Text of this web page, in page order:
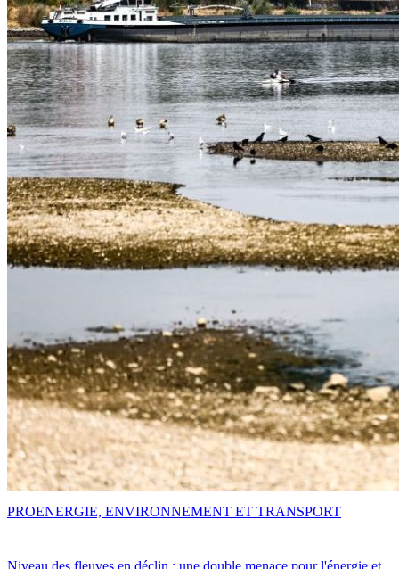
Niveau des fleuves en déclin : une double menace pour l'énergie et
PROENERGIE, ENVIRONNEMENT ET TRANSPORT